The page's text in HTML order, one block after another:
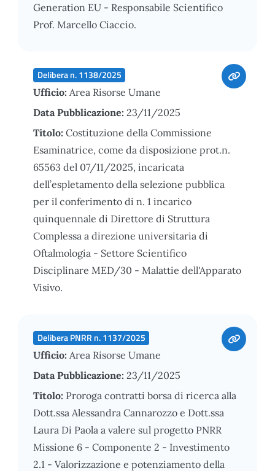
Generation EU - Responsabile Scientifico
Prof. Marcello Ciaccio.
Delibera n. 1138/2025
Ufficio: Area Risorse Umane
Data Pubblicazione: 23/11/2025
Titolo: Costituzione della Commissione
Esaminatrice, come da disposizione prot.n.
65563 del 07/11/2025, incaricata
dell’espletamento della selezione pubblica
per il conferimento di n. 1 incarico
quinquennale di Direttore di Struttura
Complessa a direzione universitaria di
Oftalmologia - Settore Scientifico
Disciplinare MED/30 - Malattie dell'Apparato
Visivo.
Delibera PNRR n. 1137/2025
Ufficio: Area Risorse Umane
Data Pubblicazione: 23/11/2025
Titolo: Proroga contratti borsa di ricerca alla
Dott.ssa Alessandra Cannarozzo e Dott.ssa
Laura Di Paola a valere sul progetto PNRR
Missione 6 - Componente 2 - Investimento
2.1 - Valorizzazione e potenziamento della